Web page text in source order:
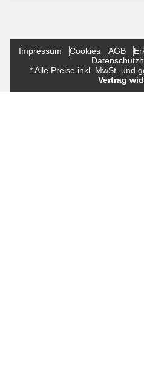
Impressum Cookies AGB
* Alle Preise inkl. MwSt. und
Vertrag